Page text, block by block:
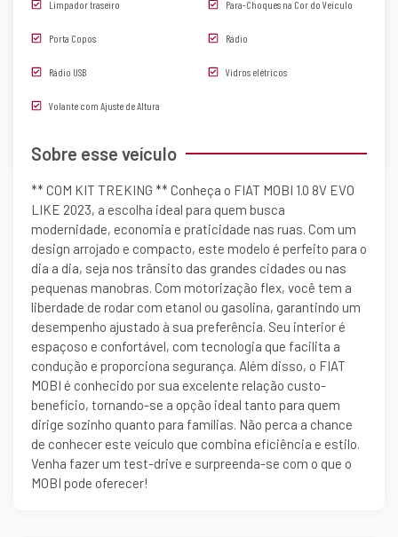
Limpador traseiro Para-Choques na Cor do Veículo
Porta Copos Rádio
Rádio USB Vidros elétricos
Volante com Ajuste de Altura
Sobre esse veículo
** COM KIT TREKING ** Conheça o FIAT MOBI 1.0 8V EVO
LIKE 2023, a escolha ideal para quem busca
modernidade, economia e praticidade nas ruas. Com um
design arrojado e compacto, este modelo é perfeito para o
dia a dia, seja nos trânsito das grandes cidades ou nas
pequenas manobras. Com motorização flex, você tem a
liberdade de rodar com etanol ou gasolina, garantindo um
desempenho ajustado à sua preferência. Seu interior é
espaçoso e confortável, com tecnologia que facilita a
condução e proporciona segurança. Além disso, o FIAT
MOBI é conhecido por sua excelente relação custo-
benefício, tornando-se a opção ideal tanto para quem
dirige sozinho quanto para famílias. Não perca a chance
de conhecer este veículo que combina eficiência e estilo.
Venha fazer um test-drive e surpreenda-se com o que o
MOBI pode oferecer!